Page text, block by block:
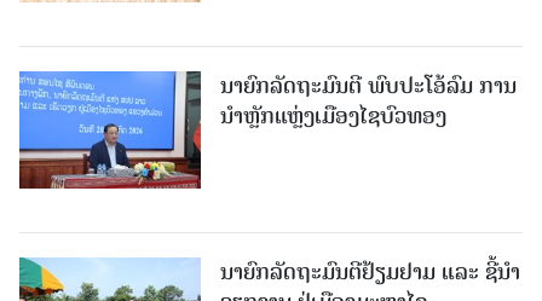
ນາຍົກລັດຖະມົນຕີ ພົບປະໂອ້ລົມ ການ
ນຳຫຼັກແຫຼ່ງເມືອງໄຊບົວທອງ
ນາຍົກລັດຖະມົນຕີຢ້ຽມຢາມ ແລະ ຊີ້ນຳ